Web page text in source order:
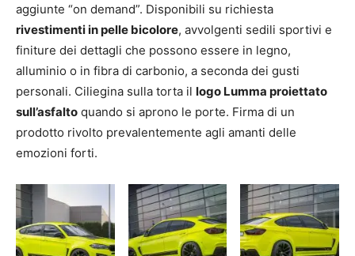
aggiunte “on demand”. Disponibili su richiesta
rivestimenti in pelle bicolore, avvolgenti sedili sportivi e
finiture dei dettagli che possono essere in legno,
alluminio o in fibra di carbonio, a seconda dei gusti
personali. Ciliegina sulla torta il logo Lumma proiettato
sull’asfalto quando si aprono le porte. Firma di un
prodotto rivolto prevalentemente agli amanti delle
emozioni forti.